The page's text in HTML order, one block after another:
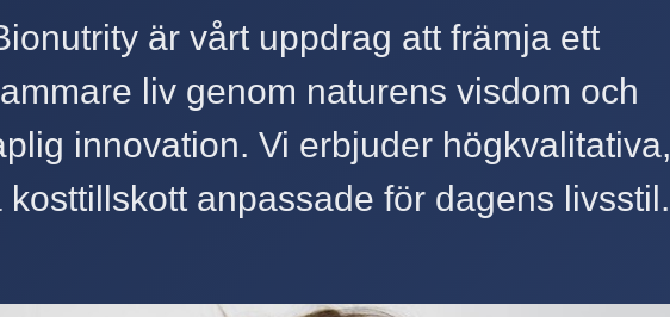
är vårt uppdrag att främja ett
liv genom naturens visdom och
innovation. Vi erbjuder högkvalitativa,
kosttillskott anpassade för dagens livsstil.